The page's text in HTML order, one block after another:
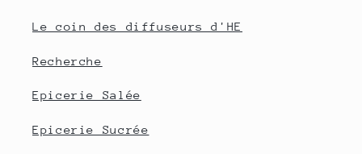
Le coin des diffuseurs d'HE
Recherche
Epicerie Salée
Epicerie Sucrée